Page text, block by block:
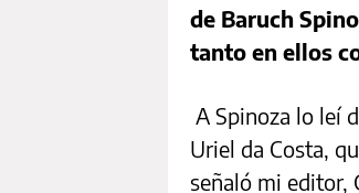
de Baruch
tanto en ellos
A Spinoza lo leí
Uriel da Costa,
señaló mi editor,